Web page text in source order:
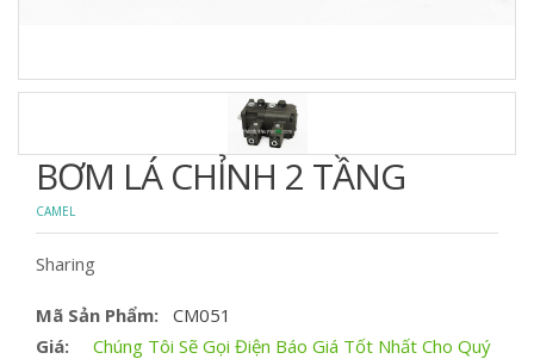
BƠM LÁ CHỈNH 2 TẦNG
CAMEL
Sharing
Mã Sản Phẩm: CM051
Giá:
Chúng Tôi Sẽ Gọi Điện Báo Giá Tốt Nhất Cho Quý